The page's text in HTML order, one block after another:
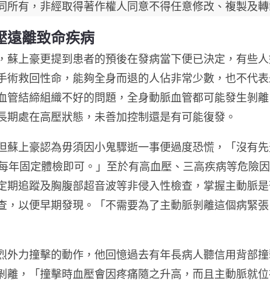
所有，非經取得著作權人同意不得任意修改、複製及
遠離致命疾病
蘇上豪更提到患者的預後在發病當下便已決定，有些
術救回性命，能夠全身而退的人佔非常少數，也不代
結締組織不好的問題，全身動脈血管都可能發生剝
處在高壓狀態，未善加控制還是有可能復發。
蘇上豪認為毋須因小鬼驟逝一事便過度恐慌，「沒有
年固定體檢即可。」至於有高血壓、三高疾病等危險
期追蹤及胸腹部超音波等非侵入性檢查，掌握主動脈
，以便早期發現。「不需要為了主動脈剝離這個病緊
外力撞擊的動作，他回憶過去有年長病人聽信用背部
離，「撞擊時血壓會因疼痛隨之升高，而且主動脈就